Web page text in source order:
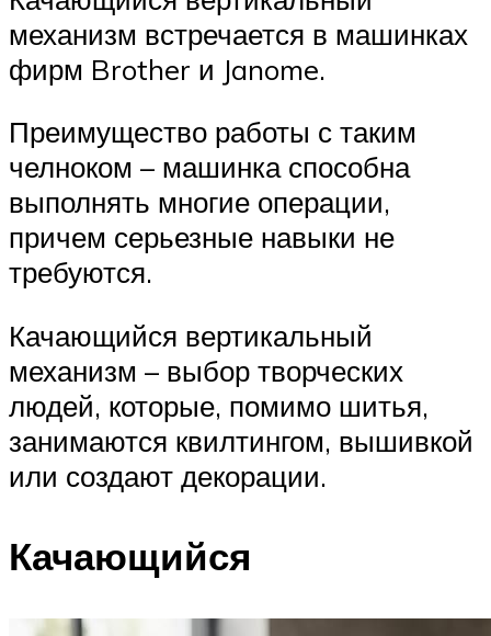
механизм встречается в машинках
фирм Brother и Janome.
Преимущество работы с таким
челноком – машинка способна
выполнять многие операции,
причем серьезные навыки не
требуются.
Качающийся вертикальный
механизм – выбор творческих
людей, которые, помимо шитья,
занимаются квилтингом, вышивкой
или создают декорации.
Качающийся